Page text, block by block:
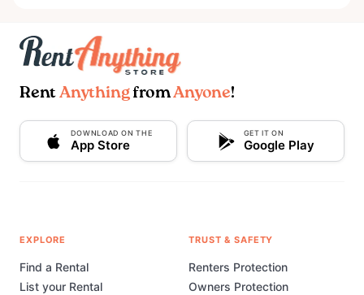
Rent AnythingfromAnyone!
DOWNLOAD ON THE
App Store
GET IT ON
Google Play
EXPLORE
Find a Rental
List your Rental
TRUST & SAFETY
Renters Protection
Owners Protection